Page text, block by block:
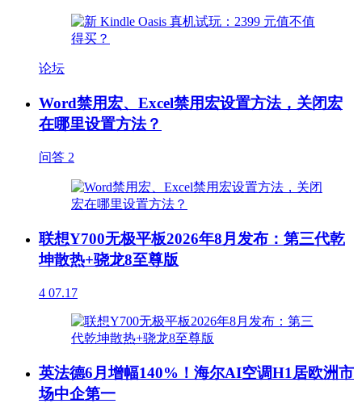
论坛
Word禁用宏、Excel禁用宏设置方法，关闭宏
在哪里设置方法？
问答 2
联想Y700无极平板2026年8月发布：第三代乾
坤散热+骁龙8至尊版
4 07.17
英法德6月增幅140%！海尔AI空调H1居欧洲市
场中企第一